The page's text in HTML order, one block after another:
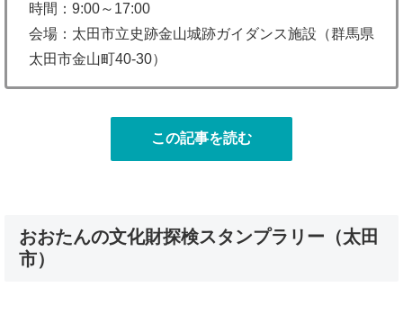
時間：9:00～17:00
会場：太田市立史跡金山城跡ガイダンス施設（群馬県
太田市金山町40-30）
この記事を読む
おおたんの文化財探検スタンプラリー（太田
市）